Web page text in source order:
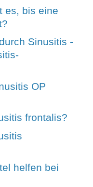
es, bis eine
Sinusitis -
OP
frontalis?
helfen bei